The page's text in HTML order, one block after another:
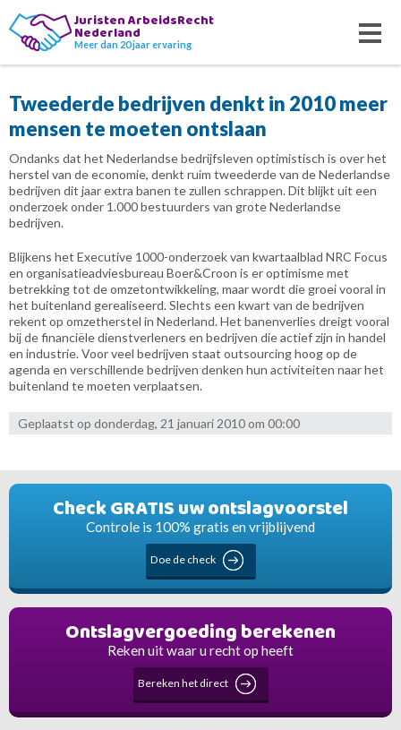
Juristen ArbeidsRecht
Nederland
Meer dan 20 jaar ervaring
Tweederde bedrijven denkt in 2010 meer
mensen te moeten ontslaan
Ondanks dat het Nederlandse bedrijfsleven optimistisch is over het
herstel van de economie, denkt ruim tweederde van de Nederlandse
bedrijven dit jaar extra banen te zullen schrappen. Dit blijkt uit een
onderzoek onder 1.000 bestuurders van grote Nederlandse
bedrijven.
Blijkens het Executive 1000-onderzoek van kwartaalblad NRC Focus
en organisatieadviesbureau Boer&Croon is er optimisme met
betrekking tot de omzetontwikkeling, maar wordt die groei vooral in
het buitenland gerealiseerd. Slechts een kwart van de bedrijven
rekent op omzetherstel in Nederland. Het banenverlies dreigt vooral
bij de financiële dienstverleners en bedrijven die actief zijn in handel
en industrie. Voor veel bedrijven staat outsourcing hoog op de
agenda en verschillende bedrijven denken hun activiteiten naar het
buitenland te moeten verplaatsen.
Geplaatst op donderdag, 21 januari 2010 om 00:00
Check GRATIS uw ontslagvoorstel
Controle is 100% gratis en vrijblijvend
Doe de check
Ontslagvergoeding berekenen
Reken uit waar u recht op heeft
Bereken het direct